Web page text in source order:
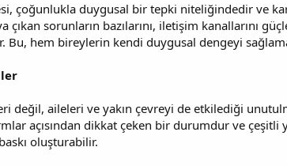
çoğunlukla duygusal bir tepki niteliğindedir ve
çıkan sorunların bazılarını, iletişim kanallarını
hem bireylerin kendi duygusal dengeyi
değil, aileleri ve yakın çevreyi de etkilediği
açısından dikkat çeken bir durumdur ve çeşitli
oluşturabilir.